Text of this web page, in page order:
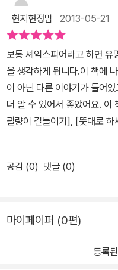
해 요정의 왕이 벌이는 한바
하던 상대를 좋아하고, 좋아
상황에 빠지며 사랑이라는 감
길들이기」는 말괄량이 아내
페트루키오의 유쾌한 작전이
위해 더욱 이기적으로 행동하
다. 「뜻대로 하세요」는 사촌
을 만나는 이야기이다. 남장
을 연습하는 올란도의 모습
자다. 「십이야」는 배가 난파
저한 자기 합리화의 동물임
희극은 사람들 사이의 갈등,
복한 결말을 맞으며 통쾌한
현지현정맘 2013-05-21
보통 셰익스피어라고 하면 유
을 생각하게 됩니다.이 책에
이 아닌 다른 이야기가 들어
더 알 수 있어서 좋았어요.
괄량이 길들이기], [뜻대로 하
다.[베니스의 상인]안토니오
여비를 부탁받는다. 안토니오
샤일록에게 돈을 빌리고 돈을
내놓고 자기의 초상이 들어
아오지 않아 생명을 잃을 위
공감 (0) 댓글 (0)
마이페이퍼 (0편)
등록